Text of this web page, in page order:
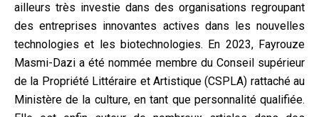
ailleurs très investie dans des organisations regroupant
des entreprises innovantes actives dans les nouvelles
technologies et les biotechnologies. En 2023, Fayrouze
Masmi-Dazi a été nommée membre du Conseil supérieur
de la Propriété Littéraire et Artistique (CSPLA) rattaché au
Ministère de la culture, en tant que personnalité qualifiée.